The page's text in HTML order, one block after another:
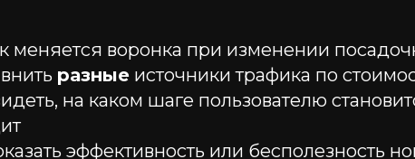
меняется воронка при изменении
разные источники трафика по
на каком шаге пользователю
эффективность или бесполезность